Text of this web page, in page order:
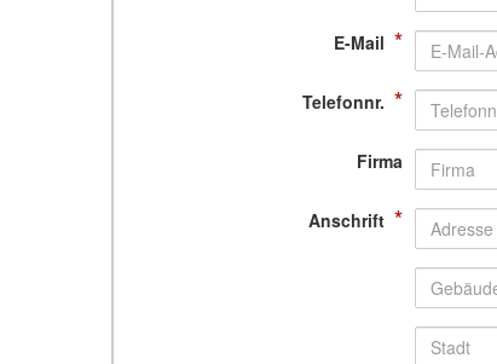
E-Mail *
Telefonnr. *
Firma
Anschrift *